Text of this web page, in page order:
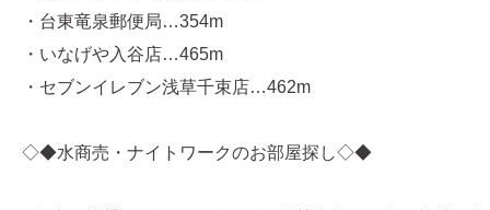
・台東竜泉郵便局…354m
・いなげや入谷店…465m
・セブンイレブン浅草千束店…462m
◇◆水商売・ナイトワークのお部屋探し◇◆